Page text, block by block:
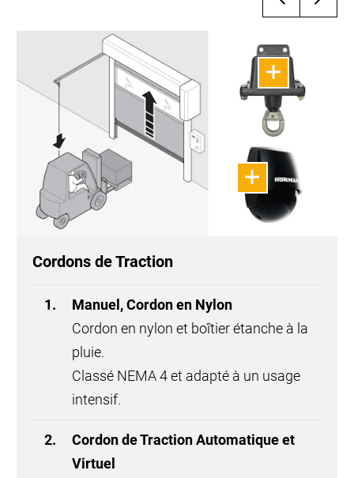
Cordons de Traction
Manuel, Cordon en Nylon
Cordon en nylon et boîtier étanche à la
pluie.
Classé NEMA 4 et adapté à un usage
intensif.
Cordon de Traction Automatique et
Virtuel